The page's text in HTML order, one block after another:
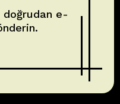
doğrudan e-